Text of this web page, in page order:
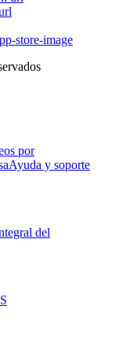
por
Ayuda y soporte
del